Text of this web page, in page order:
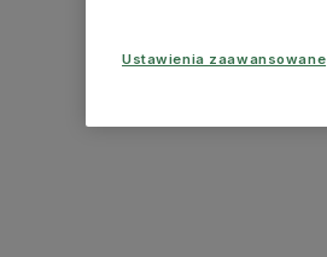
Ustawienia zaawansowane